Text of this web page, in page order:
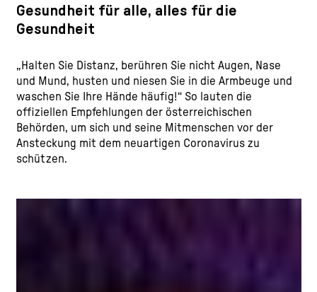
Gesundheit für alle, alles für die
Gesundheit
„Halten Sie Distanz, berühren Sie nicht Augen, Nase
und Mund, husten und niesen Sie in die Armbeuge und
waschen Sie Ihre Hände häufig!“ So lauten die
offiziellen Empfehlungen der österreichischen
Behörden, um sich und seine Mitmenschen vor der
Ansteckung mit dem neuartigen Coronavirus zu
schützen.